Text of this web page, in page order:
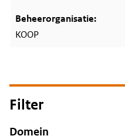
KOOP
Filter
Domein